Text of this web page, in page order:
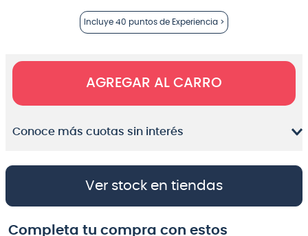
Incluye 40 puntos de Experiencia >
AGREGAR AL CARRO
Conoce más cuotas sin interés
Ver stock en tiendas
Completa tu compra con estos